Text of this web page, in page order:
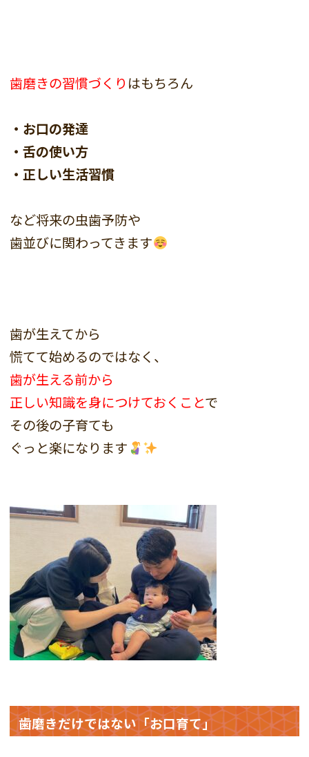
歯磨きの習慣づくり はもちろん
・お口の発達
・舌の使い方
・正しい生活習慣
など将来の虫歯予防や
歯並びに関わってきます
歯が生えてから
慌てて始めるのではなく、
歯が生える前から
正しい知識を身につけておくことで
その後の子育ても
ぐっと楽になります
歯磨きだけではない「お口育て」